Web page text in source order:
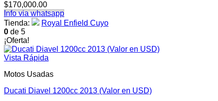
$170,000.00
Info via whatsapp
Tienda:
Royal Enfield Cuyo
0 de 5
¡Oferta!
Vista Rápida
Motos Usadas
Ducati Diavel 1200cc 2013 (Valor en USD)